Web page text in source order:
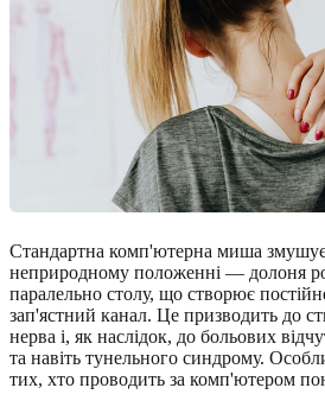
Стандартна комп'ютерна миша змушує
неприродному положенні — долоня
паралельно столу, що створює
зап'ястний канал. Це призводить до
нерва і, як наслідок, до больових
та навіть тунельного синдрому.
тих, хто проводить за комп'ютером